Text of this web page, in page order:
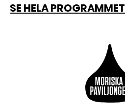
SE HELA PROGRAMMET